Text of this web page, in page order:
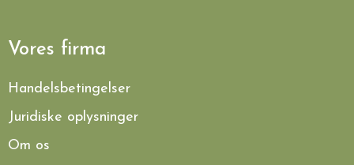
Vores firma
Handelsbetingelser
Juridiske oplysninger
Om os